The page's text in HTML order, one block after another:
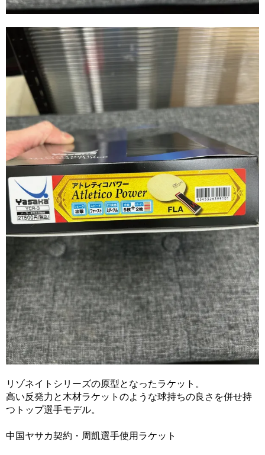
リゾネイトシリーズの原型となったラケット。
高い反発力と木材ラケットのような球持ちの良さを併せ持
つトップ選手モデル。
中国ヤサカ契約・周凱選手使用ラケット